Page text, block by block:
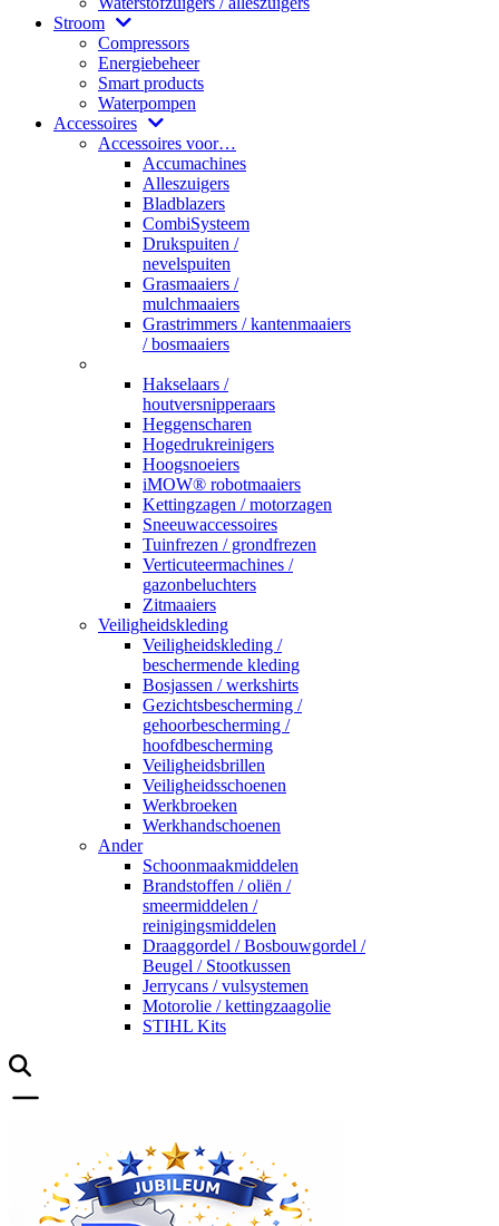
Stroom
Compressors
Energiebeheer
Smart products
Waterpompen
Accessoires
Accessoires voor…
Accumachines
Alleszuigers
Bladblazers
CombiSysteem
Drukspuiten /
nevelspuiten
Grasmaaiers /
mulchmaaiers
Grastrimmers / kantenmaaiers
/ bosmaaiers
Hakselaars /
houtversnipperaars
Heggenscharen
Hogedrukreinigers
Hoogsnoeiers
iMOW® robotmaaiers
Kettingzagen / motorzagen
Sneeuwaccessoires
Tuinfrezen / grondfrezen
Verticuteermachines /
gazonbeluchters
Zitmaaiers
Veiligheidskleding
Veiligheidskleding /
beschermende kleding
Bosjassen / werkshirts
Gezichtsbescherming /
gehoorbescherming /
hoofdbescherming
Veiligheidsbrillen
Veiligheidsschoenen
Werkbroeken
Werkhandschoenen
Ander
Schoonmaakmiddelen
Brandstoffen / oliën /
smeermiddelen /
reinigingsmiddelen
Draaggordel / Bosbouwgordel /
Beugel / Stootkussen
Jerrycans / vulsystemen
Motorolie / kettingzaagolie
STIHL Kits